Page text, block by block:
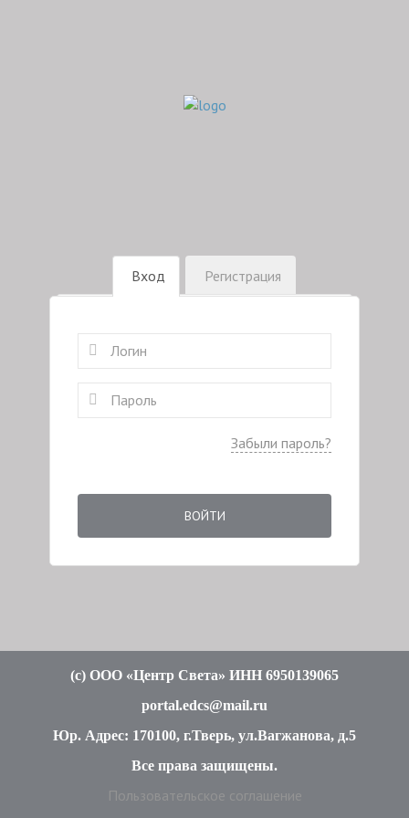
Вход Регистрация
Забыли пароль?
ВОЙТИ
(c) ООО «Центр Света» ИНН 6950139065
portal.edcs@mail.ru
Юр. Адрес: 170100, г.Тверь, ул.Вагжанова, д.5
Все права защищены.
Пользовательское соглашение